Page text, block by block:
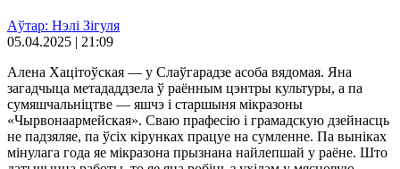
Аўтар: Нэлi Зігуля
05.04.2025 | 21:09
Алена Хацітоўская — у Слаўгарадзе асоба вядомая. Яна
загадчыца метададдзела ў раённым цэнтры культуры, а па
сумяшчальніцтве — яшчэ і старшыня мікразоны
«Чырвонаармейская». Сваю прафесію і грамадскую дзейнасць
не падзяляе, па ўсіх кірунках працуе на сумленне. Па выніках
мінулага года яе мікразона прызнана найлепшай у раёне. Што